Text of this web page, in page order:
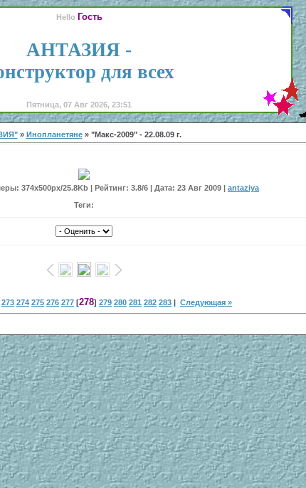
Hello Гость
АНТАЗИЯ -
для всех
Пятница, 07 Авг 2026, 23:51
» Инопланетяне» "Макс-2009" - 22.08.09 г.
374x500px/25.8Kb | Рейтинг: 3.8/6 | Дата: 23 Авг 2009 | antaziya
Теги:
273 274 275 276 277 [278] 279 280 281 282 283 | Следующая »